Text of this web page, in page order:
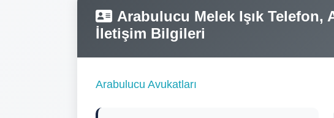
Arabulucu Melek Işık Telefon,
İletişim Bilgileri
Arabulucu Avukatları